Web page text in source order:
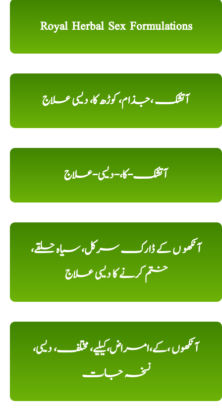
Royal Herbal Sex Formulations
آتشک ،جذام، کوڑھ کا، دیسی علاج
آتشک-کا،-دیسی-علاج
آنکھو ں کے ڈارک سرکل، سیاہ حلقے،
ختم کرنے کا دیسی علاج
آنکھوں ،کے،امراض،کیلیے، مختلف، دیسی،
نسخہ جات